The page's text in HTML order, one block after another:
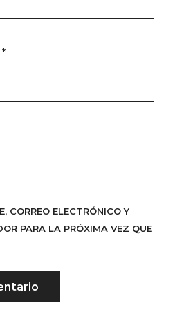
*
CORREO ELECTRÓNICO Y
PARA LA PRÓXIMA VEZ QUE